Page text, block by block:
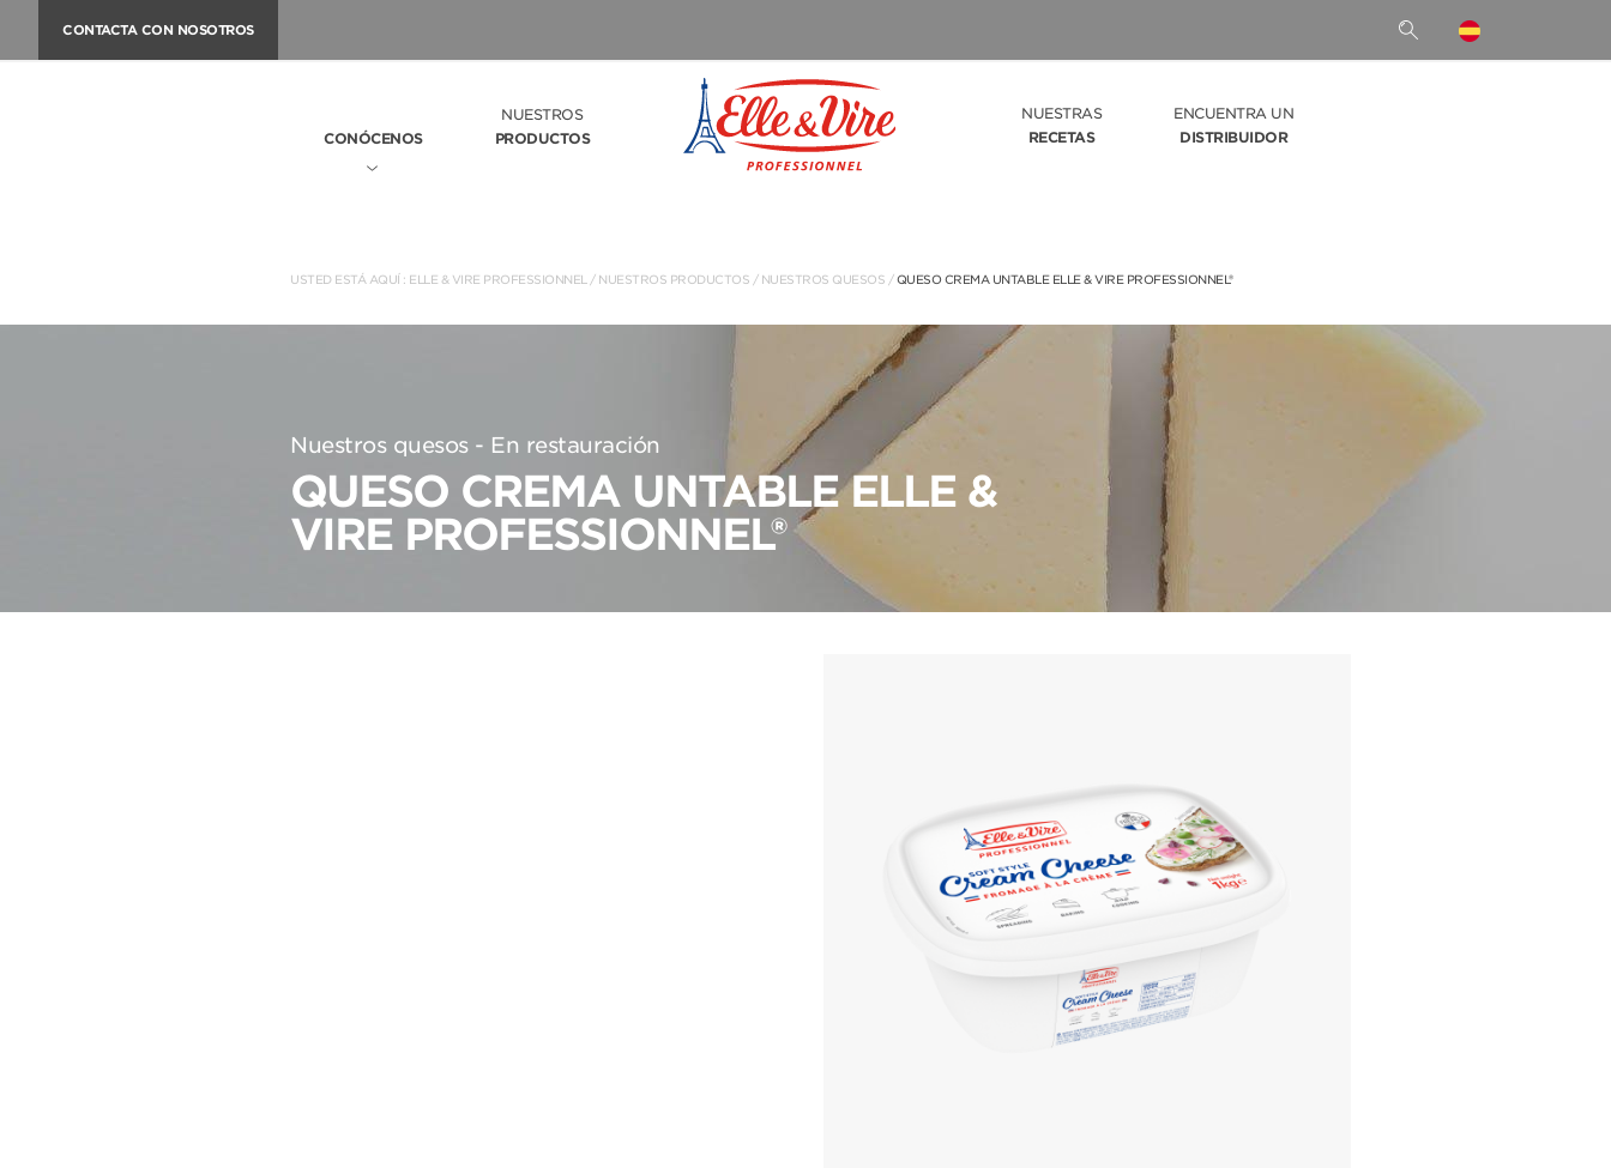
CONTACTA CON NOSOTROS
CONÓCENOS
NUESTROS
PRODUCTOS
NUESTRAS
RECETAS
ENCUENTRA UN
DISTRIBUIDOR
USTED ESTÁ AQUÍ : ELLE & VIRE PROFESSIONNEL / NUESTROS PRODUCTOS / NUESTROS QUESOS /QUESO CREMA UNTABLE ELLE & VIRE PROFESSIONNEL®
Nuestros quesos - En restauración
QUESO CREMA UNTABLE ELLE &
VIRE PROFESSIONNEL®